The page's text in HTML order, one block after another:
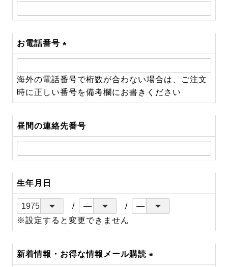
お電話番号
(必
須)
海外の電話番号で桁数が合わない場合は、ご注文
時に正しい番号を備考欄にお書きください
昼間の連絡先番号
生年月日
※設定すると変更できません
新着情報・お得な情報メール購読